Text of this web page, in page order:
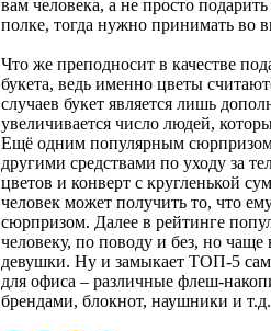
вам человека, а не просто
полке, тогда нужно принимать во
Что же преподносит в качестве
букета, ведь именно цветы
случаев букет является лишь
увеличивается число людей,
Ещё одним популярным сюрпризом
другими средствами по уходу за
цветов и конверт с кругленькой
человек может получить то, что
сюрпризом. Далее в рейтинге
человеку, по поводу и без, но
девушки. Ну и замыкает ТОП-5
для офиса – различные флеш-
брендами, блокнот, наушники и т.д.